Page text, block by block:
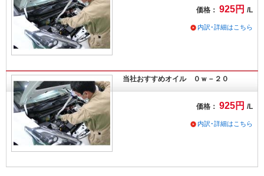
価格： 925円 /L
内訳･詳細はこちら
当社おすすめオイル ０ｗ－２０
価格： 925円 /L
内訳･詳細はこちら